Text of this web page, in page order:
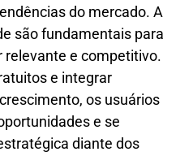
do mercado. A
são fundamentais para
relevante e competitivo.
e integrar
os usuários
e se
diante dos